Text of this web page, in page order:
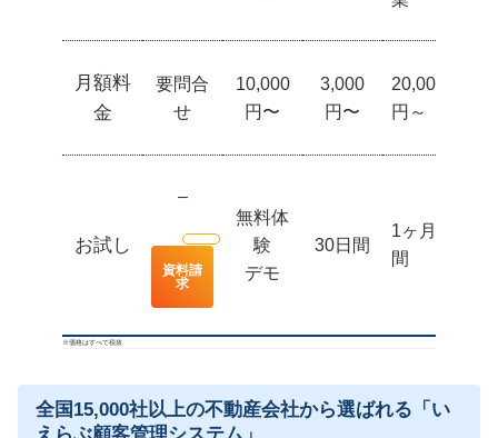
月額料
金
要問合
せ
10,000
円〜
3,000
円〜
20,000
円～
お試し
–
資料請
求
無料体
験
デモ
30日間
1ヶ月
間
※価格はすべて税抜
全国15,000社以上の不動産会社から選ばれる「い
えらぶ顧客管理システム」